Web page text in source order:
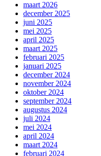
maart 2026
december 2025
juni 2025
mei 2025
april 2025
maart 2025
februari 2025
januari 2025
december 2024
november 2024
oktober 2024
september 2024
augustus 2024
juli 2024
mei 2024
april 2024
maart 2024
februari 2024